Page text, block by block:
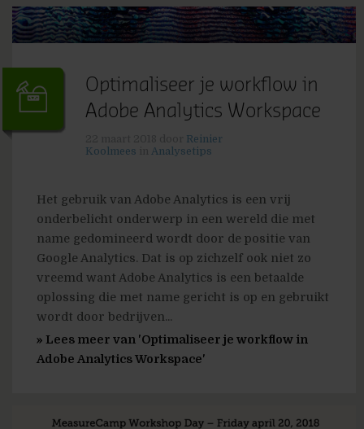
Optimaliseer je workflow in
Adobe Analytics Workspace
Reinier
Koolmees
Analysetips
Het gebruik van Adobe Analytics is een vrij
onderbelicht onderwerp in een wereld die met
name gedomineerd wordt door de positie van
Google Analytics. Dat is op zichzelf ook niet zo
vreemd want Adobe Analytics is een betaalde
oplossing die met name gericht is op en gebruikt
wordt door bedrijven...
» Lees meer van 'Optimaliseer je workflow in
Adobe Analytics Workspace'